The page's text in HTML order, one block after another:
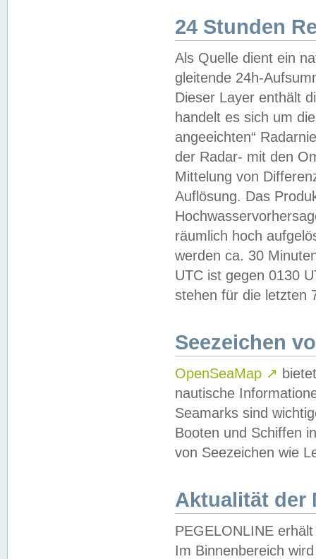
24 Stunden
Als Quelle dient ein
gleitende 24h-
Dieser Layer enthält
handelt es sich um
angeeichten“
der Radar- mit den
Mittelung von
Auflösung. Das
räumlich hoch
werden ca. 30
UTC ist gegen 0130
stehen für die letzten
Seezeichen
OpenSeaMap ↗
nautische
Seamarks sind
Booten und Schiffen
von Seezeichen wie
Aktualität der
PEGELONLINE
Im Binnenbereich